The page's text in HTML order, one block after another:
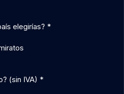
elegirías? *
(sin IVA) *